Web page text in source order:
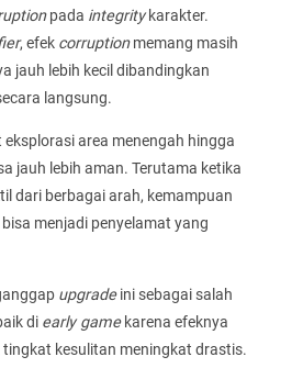
pada integritykarakter.
, efek corruptionmemang masih
jauh lebih kecil dibandingkan
langsung.
area menengah hingga
jauh lebih aman. Terutama ketika
dari berbagai arah, kemampuan
menjadi penyelamat yang
upgradeini sebagai salah
di early gamekarena efeknya
kesulitan meningkat drastis.